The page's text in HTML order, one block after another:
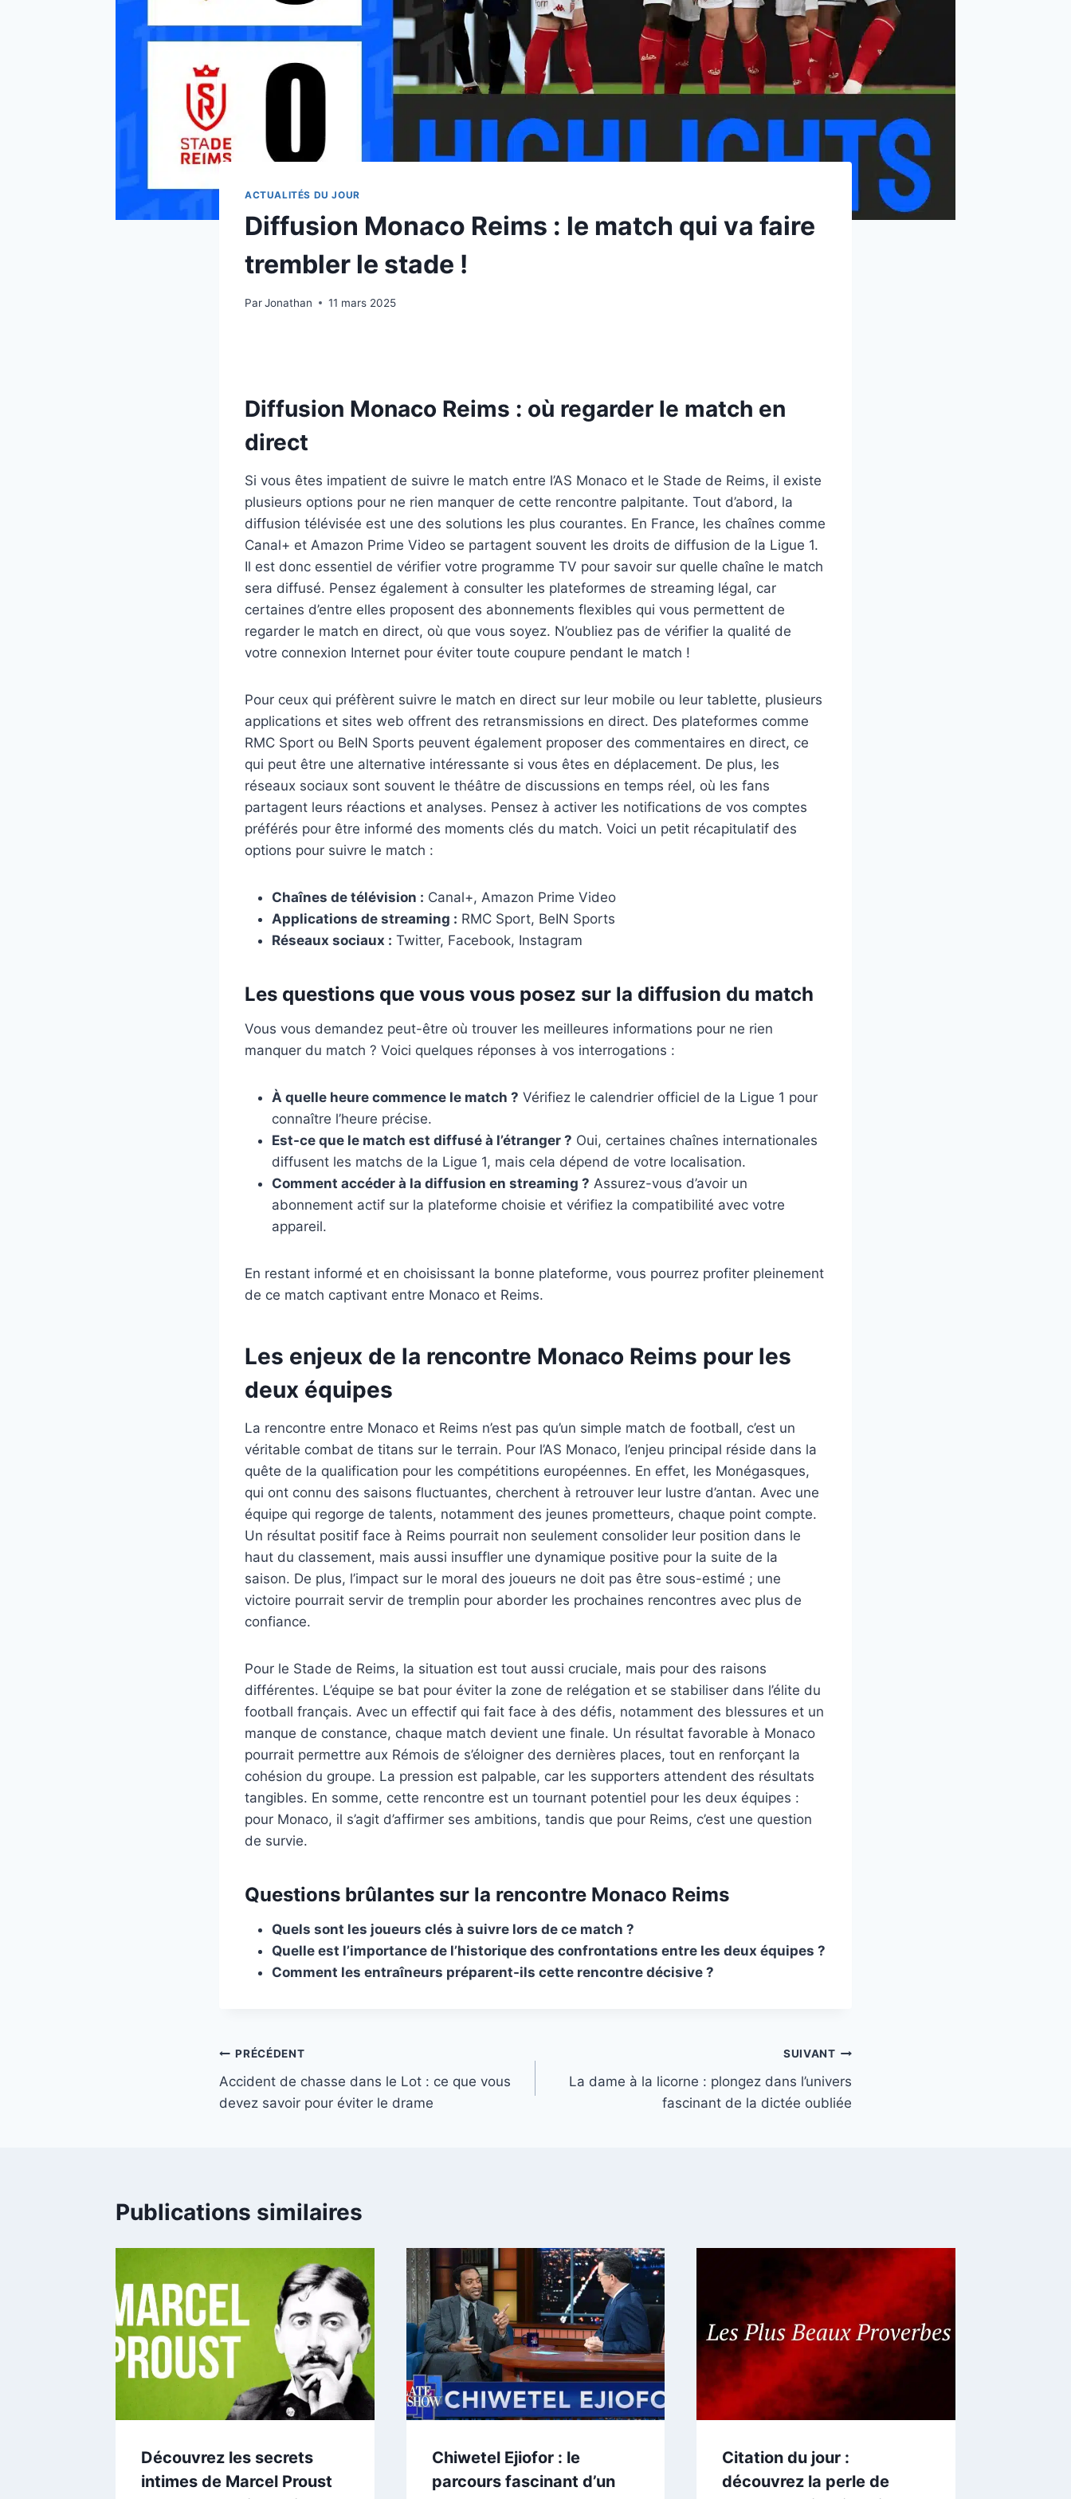
ACTUALITÉS DU JOUR
Diffusion Monaco Reims : le match qui va faire
trembler le stade !
ParJonathan 11 mars 2025
Diffusion Monaco Reims : où regarder le match en
direct
Si vous êtes impatient de suivre le match entre l’AS Monaco et le Stade de Reims, il existe
plusieurs options pour ne rien manquer de cette rencontre palpitante. Tout d’abord, la
diffusion télévisée est une des solutions les plus courantes. En France, les chaînes comme
Canal+ et Amazon Prime Video se partagent souvent les droits de diffusion de la Ligue 1.
Il est donc essentiel de vérifier votre programme TV pour savoir sur quelle chaîne le match
sera diffusé. Pensez également à consulter les plateformes de streaming légal, car
certaines d’entre elles proposent des abonnements flexibles qui vous permettent de
regarder le match en direct, où que vous soyez. N’oubliez pas de vérifier la qualité de
votre connexion Internet pour éviter toute coupure pendant le match !
Pour ceux qui préfèrent suivre le match en direct sur leur mobile ou leur tablette, plusieurs
applications et sites web offrent des retransmissions en direct. Des plateformes comme
RMC Sport ou BeIN Sports peuvent également proposer des commentaires en direct, ce
qui peut être une alternative intéressante si vous êtes en déplacement. De plus, les
réseaux sociaux sont souvent le théâtre de discussions en temps réel, où les fans
partagent leurs réactions et analyses. Pensez à activer les notifications de vos comptes
préférés pour être informé des moments clés du match. Voici un petit récapitulatif des
options pour suivre le match :
Chaînes de télévision : Canal+, Amazon Prime Video
Applications de streaming : RMC Sport, BeIN Sports
Réseaux sociaux : Twitter, Facebook, Instagram
Les questions que vous vous posez sur la diffusion du match
Vous vous demandez peut-être où trouver les meilleures informations pour ne rien
manquer du match ? Voici quelques réponses à vos interrogations :
À quelle heure commence le match ? Vérifiez le calendrier officiel de la Ligue 1 pour
connaître l’heure précise.
Est-ce que le match est diffusé à l’étranger ? Oui, certaines chaînes internationales
diffusent les matchs de la Ligue 1, mais cela dépend de votre localisation.
Comment accéder à la diffusion en streaming ? Assurez-vous d’avoir un
abonnement actif sur la plateforme choisie et vérifiez la compatibilité avec votre
appareil.
En restant informé et en choisissant la bonne plateforme, vous pourrez profiter pleinement
de ce match captivant entre Monaco et Reims.
Les enjeux de la rencontre Monaco Reims pour les
deux équipes
La rencontre entre Monaco et Reims n’est pas qu’un simple match de football, c’est un
véritable combat de titans sur le terrain. Pour l’AS Monaco, l’enjeu principal réside dans la
quête de la qualification pour les compétitions européennes. En effet, les Monégasques,
qui ont connu des saisons fluctuantes, cherchent à retrouver leur lustre d’antan. Avec une
équipe qui regorge de talents, notamment des jeunes prometteurs, chaque point compte.
Un résultat positif face à Reims pourrait non seulement consolider leur position dans le
haut du classement, mais aussi insuffler une dynamique positive pour la suite de la
saison. De plus, l’impact sur le moral des joueurs ne doit pas être sous-estimé ; une
victoire pourrait servir de tremplin pour aborder les prochaines rencontres avec plus de
confiance.
Pour le Stade de Reims, la situation est tout aussi cruciale, mais pour des raisons
différentes. L’équipe se bat pour éviter la zone de relégation et se stabiliser dans l’élite du
football français. Avec un effectif qui fait face à des défis, notamment des blessures et un
manque de constance, chaque match devient une finale. Un résultat favorable à Monaco
pourrait permettre aux Rémois de s’éloigner des dernières places, tout en renforçant la
cohésion du groupe. La pression est palpable, car les supporters attendent des résultats
tangibles. En somme, cette rencontre est un tournant potentiel pour les deux équipes :
pour Monaco, il s’agit d’affirmer ses ambitions, tandis que pour Reims, c’est une question
de survie.
Questions brûlantes sur la rencontre Monaco Reims
Quels sont les joueurs clés à suivre lors de ce match ?
Quelle est l’importance de l’historique des confrontations entre les deux équipes ?
Comment les entraîneurs préparent-ils cette rencontre décisive ?
Navigation
de
PRÉCÉDENT
Accident de chasse dans le Lot : ce que vous
devez savoir pour éviter le drame
SUIVANT
La dame à la licorne : plongez dans l’univers
fascinant de la dictée oubliée
Publications similaires
Découvrez les secrets
intimes de Marcel Proust
Chiwetel Ejiofor : le
parcours fascinant d’un
Citation du jour :
découvrez la perle de